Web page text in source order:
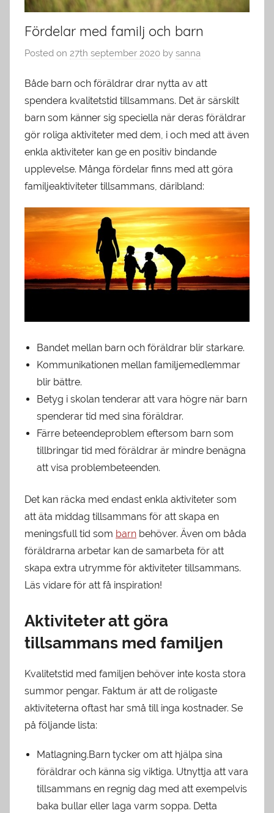
Fördelar med familj och barn
Posted on 27th september 2020 by sanna
Både barn och föräldrar drar nytta av att
spendera kvalitetstid tillsammans. Det är särskilt
barn som känner sig speciella när deras föräldrar
gör roliga aktiviteter med dem, i och med att även
enkla aktiviteter kan ge en positiv bindande
upplevelse. Många fördelar finns med att göra
familjeaktiviteter tillsammans, däribland:
Bandet mellan barn och föräldrar blir starkare.
Kommunikationen mellan familjemedlemmar
blir bättre.
Betyg i skolan tenderar att vara högre när barn
spenderar tid med sina föräldrar.
Färre beteendeproblem eftersom barn som
tillbringar tid med föräldrar är mindre benägna
att visa problembeteenden.
Det kan räcka med endast enkla aktiviteter som
att äta middag tillsammans för att skapa en
meningsfull tid som barn behöver. Även om båda
föräldrarna arbetar kan de samarbeta för att
skapa extra utrymme för aktiviteter tillsammans.
Läs vidare för att få inspiration!
Aktiviteter att göra
tillsammans med familjen
Kvalitetstid med familjen behöver inte kosta stora
summor pengar. Faktum är att de roligaste
aktiviteterna oftast har små till inga kostnader. Se
på följande lista:
Matlagning.Barn tycker om att hjälpa sina
föräldrar och känna sig viktiga. Utnyttja att vara
tillsammans en regnig dag med att exempelvis
baka bullar eller laga varm soppa. Detta